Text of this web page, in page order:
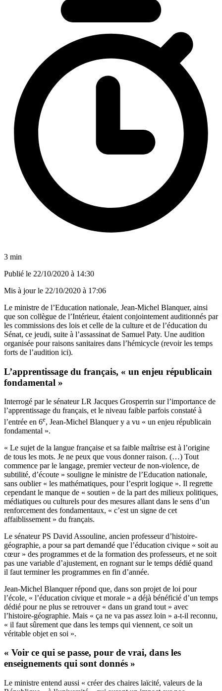
3 min
Publié le 22/10/2020 à 14:30
Mis à jour le 22/10/2020 à 17:06
Le ministre de l’Education nationale, Jean-Michel Blanquer, ainsi
que son collègue de l’Intérieur, étaient conjointement auditionnés par
les commissions des lois et celle de la culture et de l’éducation du
Sénat, ce jeudi, suite à l’assassinat de Samuel Paty. Une audition
organisée pour raisons sanitaires dans l’hémicycle (revoir les temps
forts de l’audition ici).
L’apprentissage du français, « un enjeu républicain
fondamental »
Interrogé par le sénateur LR Jacques Grosperrin sur l’importance de
l’apprentissage du français, et le niveau faible parfois constaté à
l’entrée en 6e, Jean-Michel Blanquer y a vu « un enjeu républicain
fondamental ».
« Le sujet de la langue française et sa faible maîtrise est à l’origine
de tous les mots. Je ne peux que vous donner raison. (…) Tout
commence par le langage, premier vecteur de non-violence, de
subtilité, d’écoute » souligne le ministre de l’Education nationale,
sans oublier « les mathématiques, pour l’esprit logique ». Il regrette
cependant le manque de « soutien » de la part des milieux politiques,
médiatiques ou culturels pour des mesures allant dans le sens d’un
renforcement des fondamentaux, « c’est un signe de cet
affaiblissement » du français.
Le sénateur PS David Assouline, ancien professeur d’histoire-
géographie, a pour sa part demandé que l’éducation civique « soit au
cœur » des programmes et de la formation des professeurs, et ne soit
pas une variable d’ajustement, en rognant sur le temps dédié quand
il faut terminer les programmes en fin d’année.
Jean-Michel Blanquer répond que, dans son projet de loi pour
l’école, « l’éducation civique et morale » a déjà bénéficié d’un temps
dédié pour ne plus se retrouver « dans un grand tout » avec
l’histoire-géographie. Mais « ça ne va pas assez loin » a-t-il reconnu,
« il faut sûrement que dans les temps qui viennent, ce soit un
véritable objet en soi ».
« Voir ce qui se passe, pour de vrai, dans les
enseignements qui sont donnés »
Le ministre entend aussi « créer des chaires laïcité, valeurs de la